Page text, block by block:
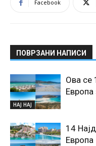
Facebook
ПОВРЗАНИ НАПИСИ
НАЈ НАЈ
Ова се
14
Европа